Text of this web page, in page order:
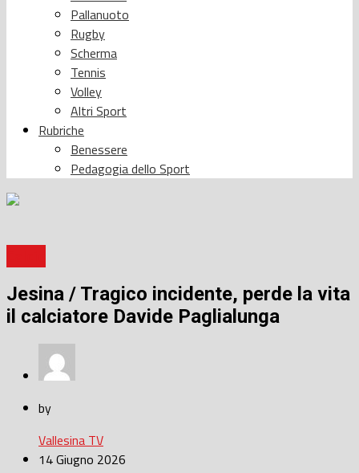
Pallanuoto
Rugby
Scherma
Tennis
Volley
Altri Sport
Rubriche
Benessere
Pedagogia dello Sport
Jesina / Tragico incidente, perde la vita
il calciatore Davide Paglialunga
by
Vallesina TV
14 Giugno 2026